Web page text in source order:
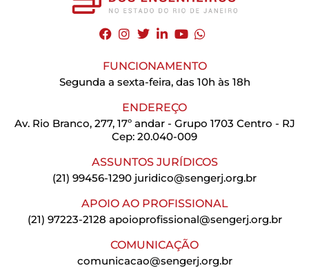
FUNCIONAMENTO
Segunda a sexta-feira, das 10h às 18h
ENDEREÇO
Av. Rio Branco, 277, 17º andar - Grupo 1703 Centro - RJ
Cep: 20.040-009
ASSUNTOS JURÍDICOS
(21) 99456-1290 juridico@sengerj.org.br
APOIO AO PROFISSIONAL
(21) 97223-2128 apoioprofissional@sengerj.org.br
COMUNICAÇÃO
comunicacao@sengerj.org.br